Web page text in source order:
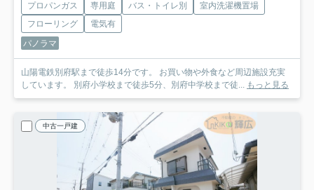
プロパンガス 専用庭 バス・トイレ別
室内洗濯機置場
フローリング
電気有
パノラマ
山陽電鉄別府駅まで徒歩14分です。 お買い物や外食など周辺施設充実
しています。 別府小学校まで徒歩5分、別府中学校まで徒... もっと見る
中古一戸建